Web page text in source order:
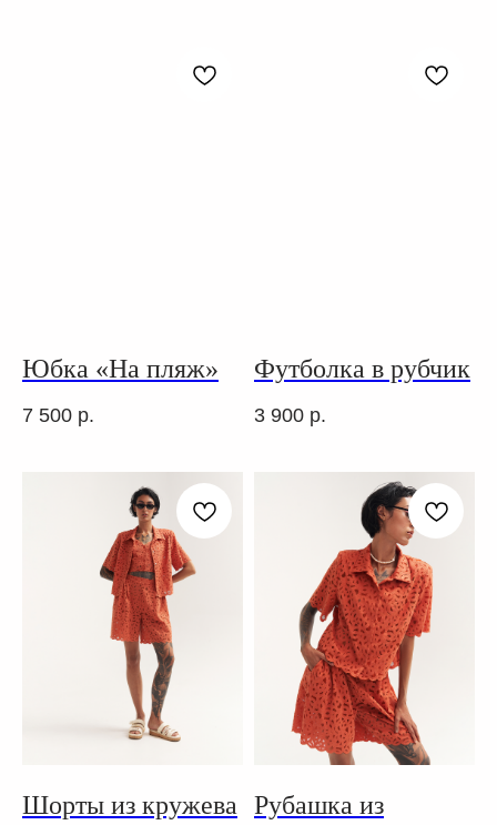
Юбка «На пляж»
7 500 р.
Футболка в рубчик
3 900 р.
Шорты из кружева Рубашка из